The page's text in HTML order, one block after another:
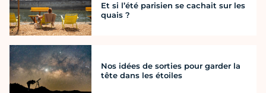
Et si l’été parisien se cachait sur les
quais ?
Nos idées de sorties pour garder la
tête dans les étoiles